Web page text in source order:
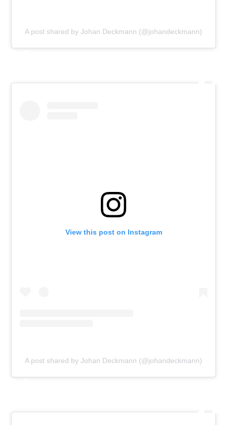
A post shared by Johan Deckmann (@johandeckmann)
View this post on Instagram
A post shared by Johan Deckmann (@johandeckmann)